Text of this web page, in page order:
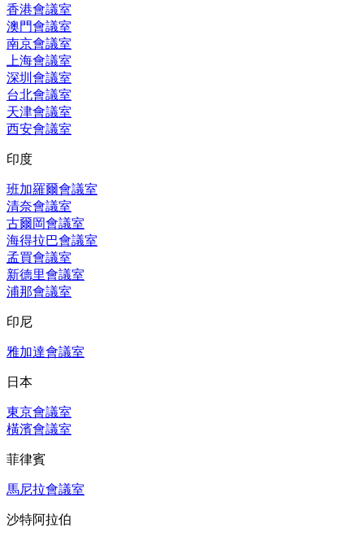
香港會議室
澳門會議室
南京會議室
上海會議室
深圳會議室
台北會議室
天津會議室
西安會議室
印度
班加羅爾會議室
清奈會議室
古爾岡會議室
海得拉巴會議室
孟買會議室
新德里會議室
浦那會議室
印尼
雅加達會議室
日本
東京會議室
橫濱會議室
菲律賓
馬尼拉會議室
沙特阿拉伯